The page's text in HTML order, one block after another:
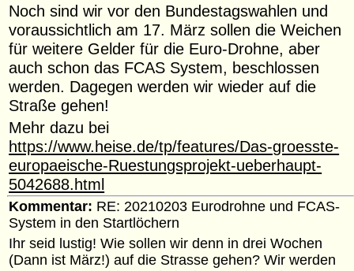
Noch sind wir vor den Bundestagswahlen und
voraussichtlich am 17. März sollen die Weichen
für weitere Gelder für die Euro-Drohne, aber
auch schon das FCAS System, beschlossen
werden. Dagegen werden wir wieder auf die
Straße gehen!
Mehr dazu bei
https://www.heise.de/tp/features/Das-groesste-
europaeische-Ruestungsprojekt-ueberhaupt-
5042688.html
Kommentar: RE: 20210203 Eurodrohne und FCAS-
System in den Startlöchern
Ihr seid lustig! Wie sollen wir denn in drei Wochen
(Dann ist März!) auf die Strasse gehen? Wir werden